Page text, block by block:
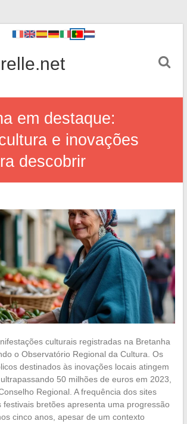
em destaque:
e inovações
descobrir
culturais registradas na Bretanha
o Observatório Regional da Cultura. Os
destinados às inovações locais atingem
50 milhões de euros em 2023,
Regional. A frequência dos sites
festivais bretões apresenta uma progressão
cinco anos, apesar de um contexto